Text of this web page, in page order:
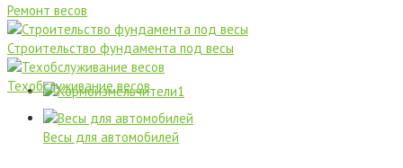
Ремонт весов
Строительство фундамента под весы
Техобслуживание весов
Весы для автомобилей